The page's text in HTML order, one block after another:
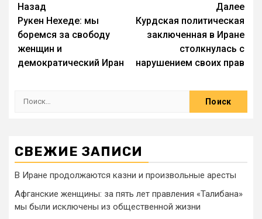
Назад
Рукен Нехеде: мы
боремся за свободу
женщин и
демократический Иран
Далее
Курдская политическая
заключенная в Иране
столкнулась с
нарушением своих прав
СВЕЖИЕ ЗАПИСИ
В Иране продолжаются казни и произвольные аресты
Афганские женщины: за пять лет правления «Талибана»
мы были исключены из общественной жизни